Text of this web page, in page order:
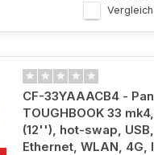
CF-33YAAACB4 -
TOUGHBOOK 33
(12''), hot-swap,
Ethernet, WLAN, 4G,